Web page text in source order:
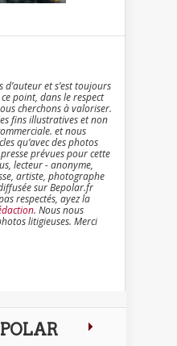
et s’est toujours
point, dans le respect
cherchons à valoriser.
fins illustratives et non
et nous
qu’avec des photos
prévues pour cette
lecteur - anonyme,
artiste, photographe
sur Bepolar.fr
respectés, ayez la
. Nous nous
litigieuses. Merci